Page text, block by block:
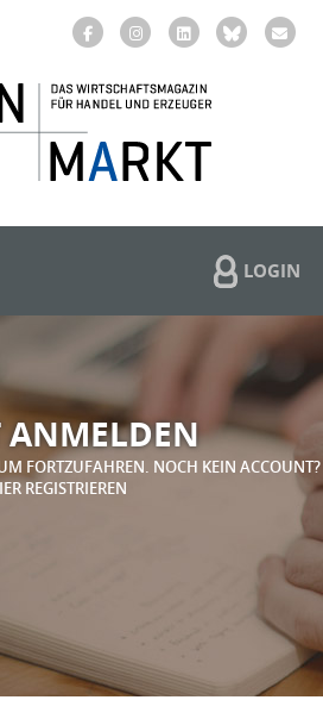
LOGIN
ANMELDEN
FORTZUFAHREN. NOCH KEIN ACCOUNT?
REGISTRIEREN